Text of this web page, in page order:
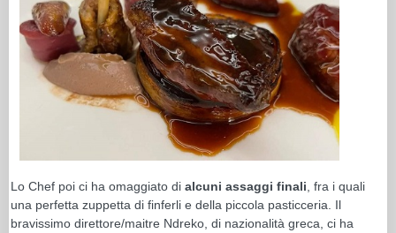
Lo Chef poi ci ha omaggiato di alcuni assaggi finali , fra i quali
una perfetta zuppetta di finferli e della piccola pasticceria. Il
bravissimo direttore/maitre Ndreko, di nazionalità greca, ci ha